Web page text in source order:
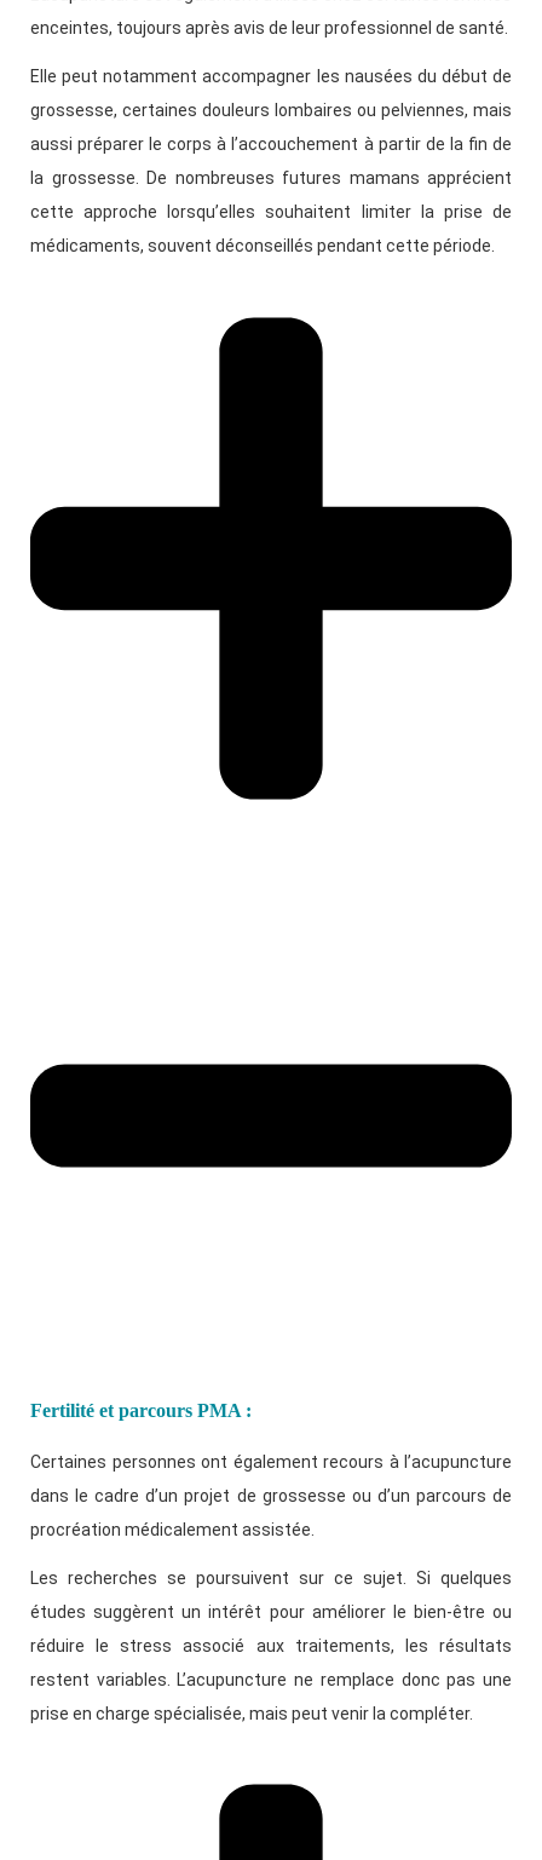
enceintes, toujours après avis de leur professionnel de santé.
Elle peut notamment accompagner les nausées du début de
grossesse, certaines douleurs lombaires ou pelviennes, mais
aussi préparer le corps à l’accouchement à partir de la fin de
la grossesse. De nombreuses futures mamans apprécient
cette approche lorsqu’elles souhaitent limiter la prise de
médicaments, souvent déconseillés pendant cette période.
Fertilité et parcours PMA :
Certaines personnes ont également recours à l’acupuncture
dans le cadre d’un projet de grossesse ou d’un parcours de
procréation médicalement assistée.
Les recherches se poursuivent sur ce sujet. Si quelques
études suggèrent un intérêt pour améliorer le bien-être ou
réduire le stress associé aux traitements, les résultats
restent variables. L’acupuncture ne remplace donc pas une
prise en charge spécialisée, mais peut venir la compléter.